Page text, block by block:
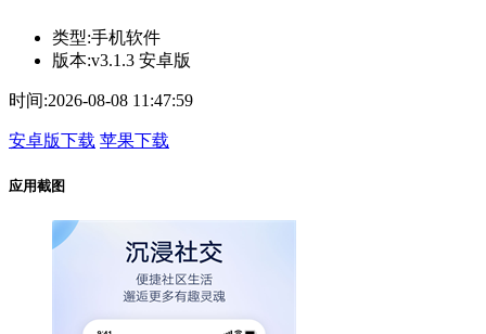
类型:手机软件
版本:v3.1.3 安卓版
时间:2026-08-08 11:47:59
安卓版下载 苹果下载
应用截图